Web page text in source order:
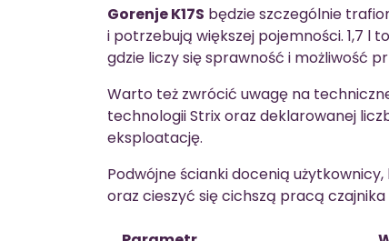
Gorenje K17S będzie szczególnie
i potrzebują większej pojemności. 1,7 l
gdzie liczy się sprawność i możliwość
Warto też zwrócić uwagę na
technologii Strix oraz deklarowanej
eksploatację.
Podwójne ścianki docenią
oraz cieszyć się cichszą pracą